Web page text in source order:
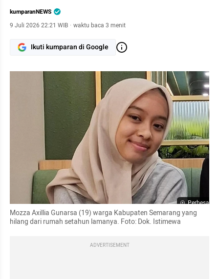
kumparanNEWS
9 Juli 2026 22:21 WIB · waktu baca 3 menit
Ikuti kumparan di Google
Perbesar
Mozza Axillia Gunarsa (19) warga Kabupaten Semarang yang
hilang dari rumah setahun lamanya. Foto: Dok. Istimewa
ADVERTISEMENT